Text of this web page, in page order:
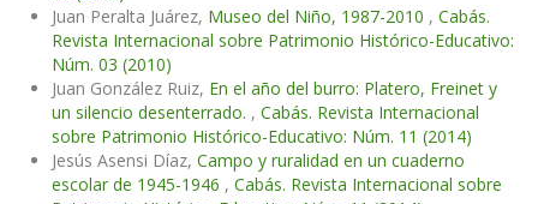
Juan Peralta Juárez, Museo del Niño, 1987-2010 , Cabás.
Revista Internacional sobre Patrimonio Histórico-Educativo:
Núm. 03 (2010)
Juan González Ruiz, En el año del burro: Platero, Freinet y
un silencio desenterrado. , Cabás. Revista Internacional
sobre Patrimonio Histórico-Educativo: Núm. 11 (2014)
Jesús Asensi Díaz, Campo y ruralidad en un cuaderno
escolar de 1945-1946 , Cabás. Revista Internacional sobre